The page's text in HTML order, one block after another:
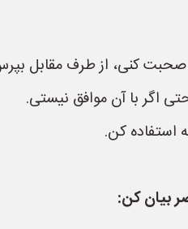
صحبت کنی، از طرف
اگر با آن موافق نیستی.
استفاده کن.
بیان کن: